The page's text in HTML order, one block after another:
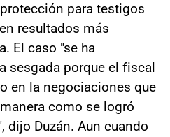
para testigos
resultados más
El caso "se ha
sesgada porque el fiscal
en la negociaciones que
como se logró
dijo Duzán. Aun cuando